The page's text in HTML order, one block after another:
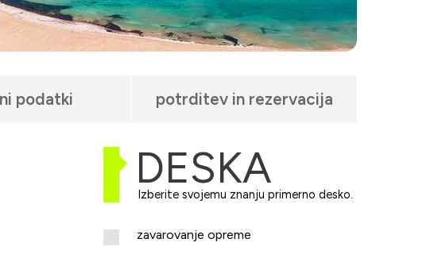
podatki potrditev in rezervacija
DESKA
Izberite svojemu znanju primerno desko.
zavarovanje opreme